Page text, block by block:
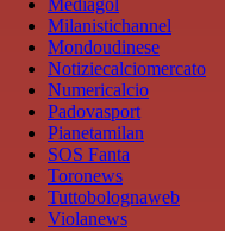
Mediagol
Milanistichannel
Mondoudinese
Notiziecalciomercato
Numericalcio
Padovasport
Pianetamilan
SOS Fanta
Toronews
Tuttobolognaweb
Violanews